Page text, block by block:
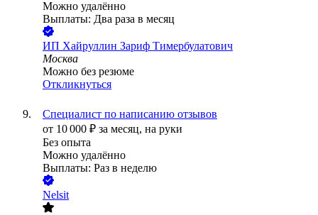
Можно удалённо
Выплаты: Два раза в месяц
ИП Хайруллин Зариф Тимербулатович
Москва
Можно без резюме
Откликнуться
Специалист по написанию отзывов
от 10 000 ₽ за месяц, на руки
Без опыта
Можно удалённо
Выплаты: Раз в неделю
Nelsit